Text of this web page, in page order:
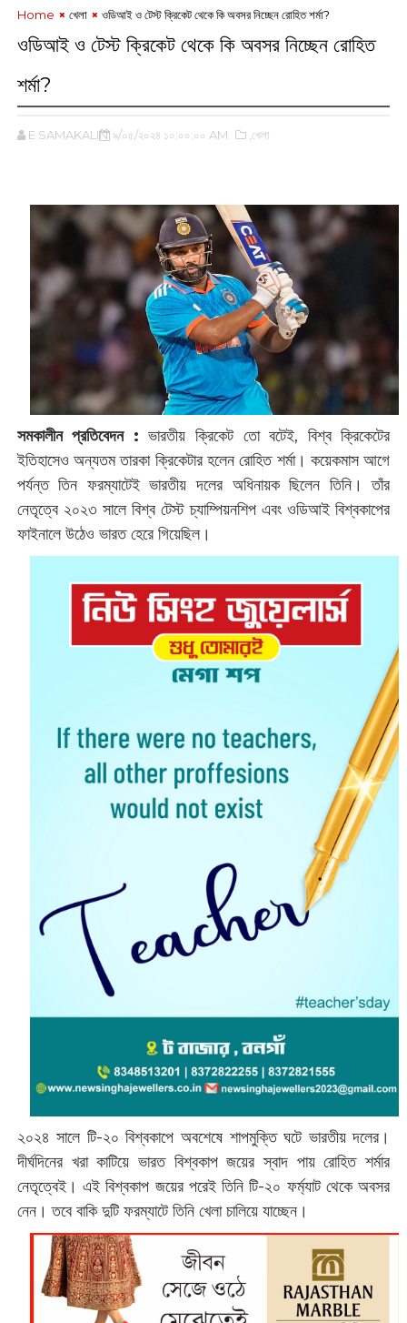
Home খেলা ওডিআই ও টেস্ট ক্রিকেট থেকে কি অবসর নিচ্ছেন রোহিত শর্মা?
ওডিআই ও টেস্ট ক্রিকেট থেকে কি অবসর নিচ্ছেন রোহিত
শর্মা?
E SAMAKALIN ৯/০৫/২০২৪ ১০:০০:০০ AM ,খেলা
সমকালীন প্রতিবেদন : ভারতীয় ক্রিকেট তো বটেই, বিশ্ব ক্রিকেটের
ইতিহাসেও অন্যতম তারকা ক্রিকেটার হলেন রোহিত শর্মা। কয়েকমাস আগে
পর্যন্ত তিন ফরম্যাটেই ভারতীয় দলের অধিনায়ক ছিলেন তিনি। তাঁর
নেতৃত্বে ২০২৩ সালে বিশ্ব টেস্ট চ্যাম্পিয়নশিপ এবং ওডিআই বিশ্বকাপের
ফাইনালে উঠেও ভারত হেরে গিয়েছিল।
২০২৪ সালে টি-২০ বিশ্বকাপে অবশেষে শাপমুক্তি ঘটে ভারতীয় দলের।
দীর্ঘদিনের খরা কাটিয়ে ভারত বিশ্বকাপ জয়ের স্বাদ পায় রোহিত শর্মার
নেতৃত্বেই। এই বিশ্বকাপ জয়ের পরেই তিনি টি-২০ ফর্ম্যাট থেকে অবসর
নেন। তবে বাকি দুটি ফরম্যাটে তিনি খেলা চালিয়ে যাচ্ছেন।